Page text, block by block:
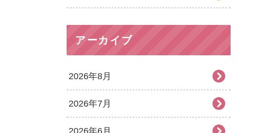
アーカイブ
2026年8月
2026年7月
2026年6月